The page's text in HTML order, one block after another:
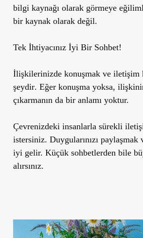
bilgi kaynağı olarak görmeye
bir kaynak olarak değil.
Tek İhtiyacınız İyi Bir Sohbet!
İlişkilerinizde konuşmak ve iletişim
şeydir. Eğer konuşma yoksa,
çıkarmanın da bir anlamı yoktur.
Çevrenizdeki insanlarla sürekli
istersiniz. Duygularınızı paylaşmak
iyi gelir. Küçük sohbetlerden bile
alırsınız.